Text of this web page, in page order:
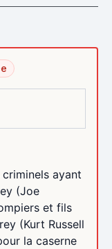
ayant
(Joe
et fils
(Kurt Russell
la caserne